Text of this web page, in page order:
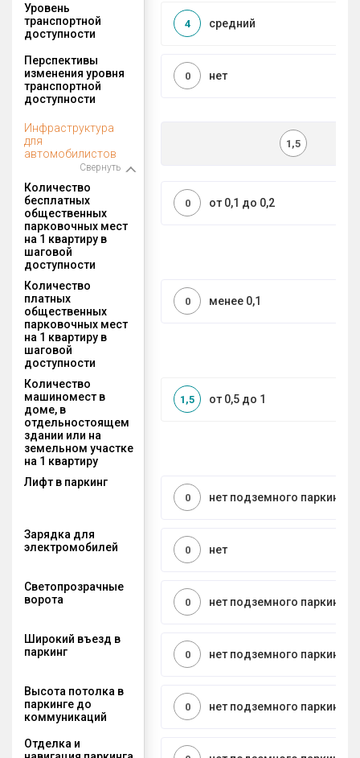
Уровень
транспортной
доступности
средний
4
Перспективы
изменения уровня
транспортной
доступности
нет
0
Инфраструктура
для
автомобилистов
Свернуть
1,5
Количество
бесплатных
общественных
парковочных мест
на 1 квартиру в
шаговой
доступности
от 0,1 до 0,2
0
Количество
платных
общественных
парковочных мест
на 1 квартиру в
шаговой
доступности
менее 0,1
0
Количество
машиномест в
доме, в
отдельностоящем
здании или на
земельном участке
на 1 квартиру
от 0,5 до 1
1,5
Лифт в паркинг
нет подземного паркинга
0
Зарядка для
электромобилей
нет
0
Светопрозрачные
ворота
нет подземного паркинга
0
Широкий въезд в
паркинг
нет подземного паркинга
0
Высота потолка в
паркинге до
коммуникаций
нет подземного паркинга
0
Отделка и